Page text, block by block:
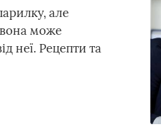
але
вона може
неї. Рецепти та